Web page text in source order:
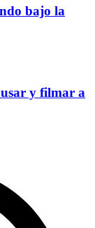
bajo la
y filmar a